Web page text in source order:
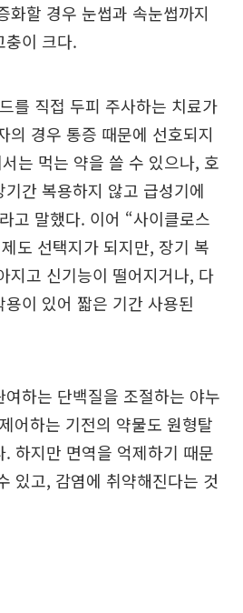
화할 경우 눈썹과 속눈썹까지
충이 크다.
를 직접 두피 주사하는 치료가
의 경우 통증 때문에 선호되지
는 먹는 약을 쓸 수 있으나, 호
간 복용하지 않고 급성기에
고 말했다. 이어 “사이클로스
도 선택지가 되지만, 장기 복
지고 신기능이 떨어지거나, 다
이 있어 짧은 기간 사용된
하는 단백질을 조절하는 야누
어하는 기전의 약물도 원형탈
하지만 면역을 억제하기 때문
있고, 감염에 취약해진다는 것